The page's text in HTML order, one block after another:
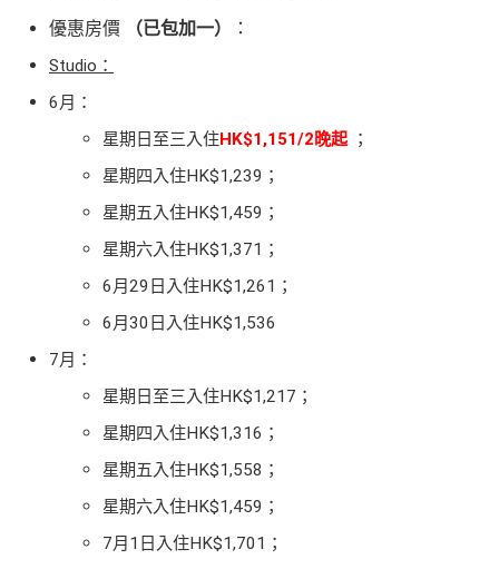
優惠房價
（已包加一） ：
Studio：
6月：
星期日至三入住HK$1,151/2晚起 ；
星期四入住HK$1,239；
星期五入住HK$1,459；
星期六入住HK$1,371；
6月29日入住HK$1,261；
6月30日入住HK$1,536
7月：
星期日至三入住HK$1,217；
星期四入住HK$1,316；
星期五入住HK$1,558；
星期六入住HK$1,459；
7月1日入住HK$1,701；